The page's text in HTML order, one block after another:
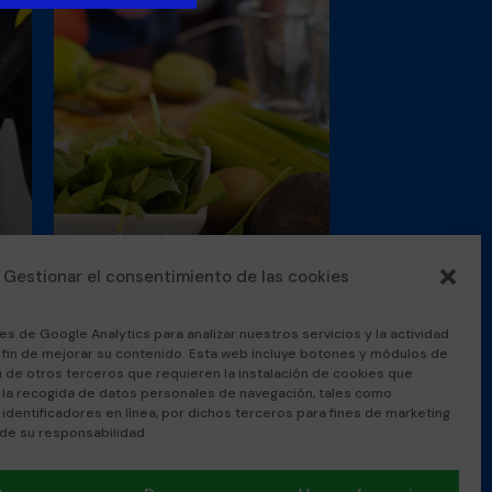
Gestionar el consentimiento de las cookies
de Google Analytics para analizar nuestros servicios y la actividad
de mejorar su contenido. Esta web incluye botones y módulos de
de otros terceros que requieren la instalación de cookies que
recogida de datos personales de navegación, tales como
en línea, por dichos terceros para fines de marketing
su responsabilidad.
Otras formaciones
Nutrición y cocina
cocineros/as
 Muy pronto